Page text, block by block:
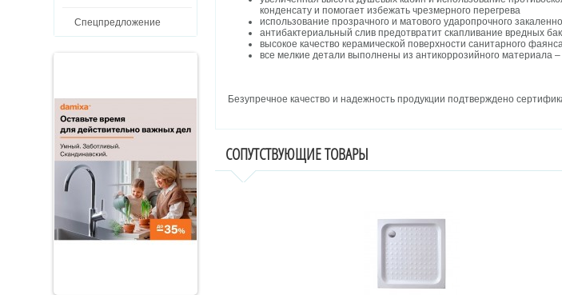
Спецпредложение
конденсату и помогает избежать чрезмерного перегрева
использование прозрачного и матового ударопрочного
антибактериальный слив предотвратит скапливание вредных
высокое качество керамической поверхности санитарного
все мелкие детали выполнены из антикоррозийного материала
Безупречное качество и надежность продукции подтверждено
СОПУТСТВУЮЩИЕ ТОВАРЫ